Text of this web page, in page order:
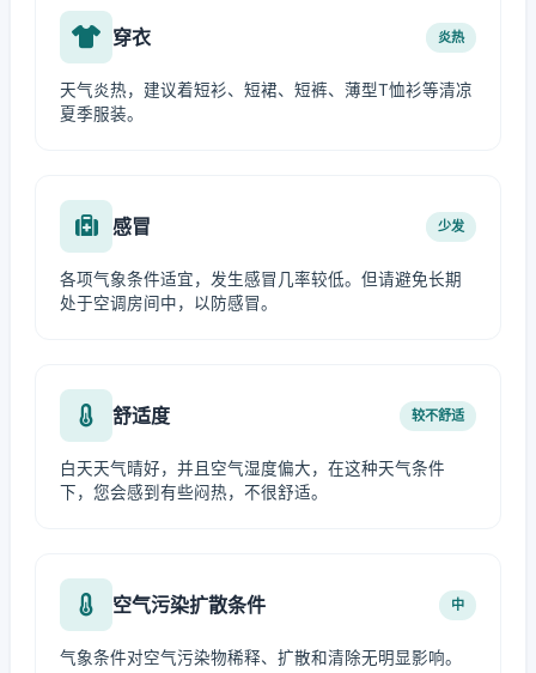
穿衣 炎热
天气炎热，建议着短衫、短裙、短裤、薄型T恤衫等清凉
夏季服装。
感冒 少发
各项气象条件适宜，发生感冒几率较低。但请避免长期
处于空调房间中，以防感冒。
舒适度 较不舒适
白天天气晴好，并且空气湿度偏大，在这种天气条件
下，您会感到有些闷热，不很舒适。
空气污染扩散条件 中
气象条件对空气污染物稀释、扩散和清除无明显影响。